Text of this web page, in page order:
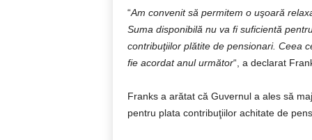
“Am convenit să permitem o uşoară
Suma disponibilă nu va fi suficientă
contribuţiilor plătite de pensionari. Ceea
fie acordat anul următor“, a declarat
Franks a arătat că Guvernul a ales să
pentru plata contribuţiilor achitate de